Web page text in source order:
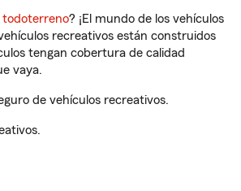
todoterreno? ¡El mundo de los vehículos
recreativos están construidos
tengan cobertura de calidad
vaya.
de vehículos recreativos.